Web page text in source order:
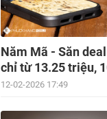
Năm Mã - Săn
chỉ từ 13.25 triệu,
12-02-2026 17:49